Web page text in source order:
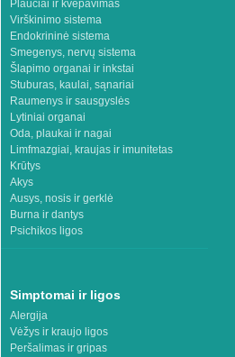
Plaučiai ir kvėpavimas
Virškinimo sistema
Endokrininė sistema
Smegenys, nervų sistema
Šlapimo organai ir inkstai
Stuburas, kaulai, sąnariai
Raumenys ir sausgyslės
Lytiniai organai
Oda, plaukai ir nagai
Limfmazgiai, kraujas ir imunitetas
Krūtys
Akys
Ausys, nosis ir gerklė
Burna ir dantys
Psichikos ligos
Simptomai ir ligos
Alergija
Vėžys ir kraujo ligos
Peršalimas ir gripas